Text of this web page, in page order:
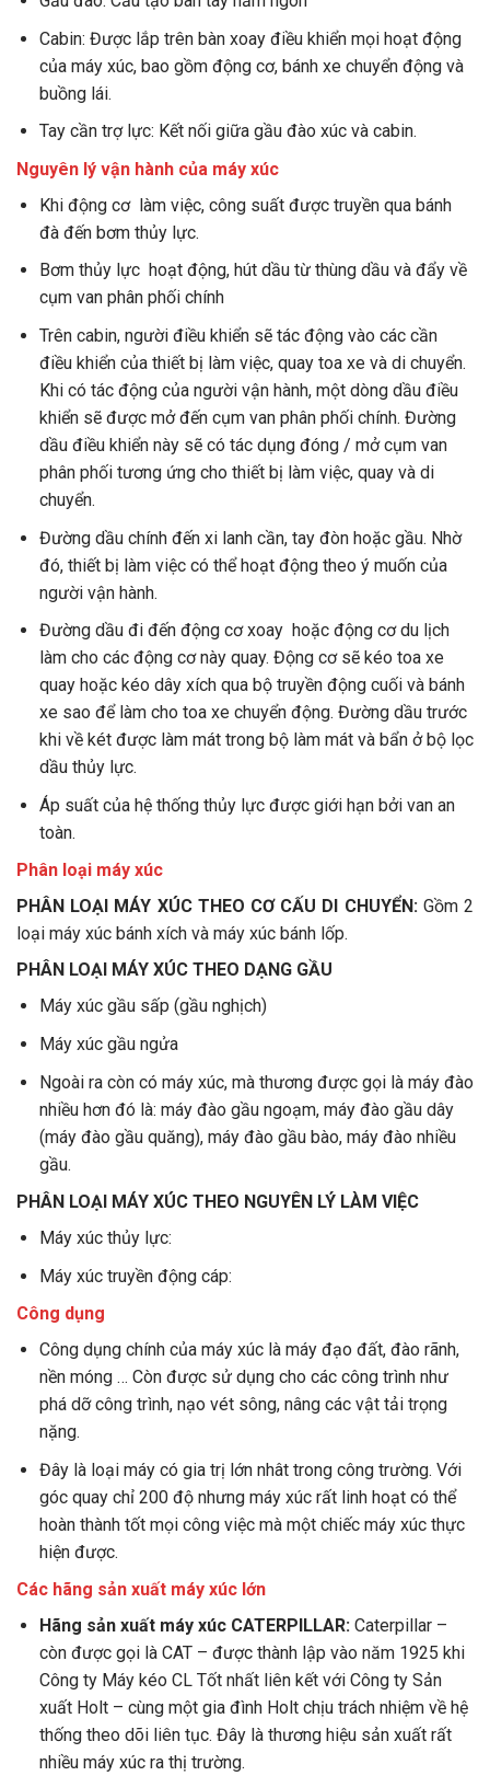
Cabin: Được lắp trên bàn xoay điều khiển mọi hoạt động
của máy xúc, bao gồm động cơ, bánh xe chuyển động và
buồng lái.
Tay cần trợ lực: Kết nối giữa gầu đào xúc và cabin.
Nguyên lý vận hành của máy xúc
Khi động cơ làm việc, công suất được truyền qua bánh
đà đến bơm thủy lực.
Bơm thủy lực hoạt động, hút dầu từ thùng dầu và đẩy về
cụm van phân phối chính
Trên cabin, người điều khiển sẽ tác động vào các cần
điều khiển của thiết bị làm việc, quay toa xe và di chuyển.
Khi có tác động của người vận hành, một dòng dầu điều
khiển sẽ được mở đến cụm van phân phối chính. Đường
dầu điều khiển này sẽ có tác dụng đóng / mở cụm van
phân phối tương ứng cho thiết bị làm việc, quay và di
chuyển.
Đường dầu chính đến xi lanh cần, tay đòn hoặc gầu. Nhờ
đó, thiết bị làm việc có thể hoạt động theo ý muốn của
người vận hành.
Đường dầu đi đến động cơ xoay hoặc động cơ du lịch
làm cho các động cơ này quay. Động cơ sẽ kéo toa xe
quay hoặc kéo dây xích qua bộ truyền động cuối và bánh
xe sao để làm cho toa xe chuyển động. Đường dầu trước
khi về két được làm mát trong bộ làm mát và bẩn ở bộ lọc
dầu thủy lực.
Áp suất của hệ thống thủy lực được giới hạn bởi van an
toàn.
Phân loại máy xúc
PHÂN LOẠI MÁY XÚC THEO CƠ CẤU DI CHUYỂN: Gồm 2
loại máy xúc bánh xích và máy xúc bánh lốp.
PHÂN LOẠI MÁY XÚC THEO DẠNG GẦU
Máy xúc gầu sấp (gầu nghịch)
Máy xúc gầu ngửa
Ngoài ra còn có máy xúc, mà thương được gọi là máy đào
nhiều hơn đó là: máy đào gầu ngoạm, máy đào gầu dây
(máy đào gầu quăng), máy đào gầu bào, máy đào nhiều
gầu.
PHÂN LOẠI MÁY XÚC THEO NGUYÊN LÝ LÀM VIỆC
Máy xúc thủy lực:
Máy xúc truyền động cáp:
Công dụng
Công dụng chính của máy xúc là máy đạo đất, đào rãnh,
nền móng … Còn được sử dụng cho các công trình như
phá dỡ công trình, nạo vét sông, nâng các vật tải trọng
nặng.
Đây là loại máy có gia trị lớn nhât trong công trường. Với
góc quay chỉ 200 độ nhưng máy xúc rất linh hoạt có thể
hoàn thành tốt mọi công việc mà một chiếc máy xúc thực
hiện được.
Các hãng sản xuất máy xúc lớn
Hãng sản xuất máy xúc CATERPILLAR: Caterpillar –
còn được gọi là CAT – được thành lập vào năm 1925 khi
Công ty Máy kéo CL Tốt nhất liên kết với Công ty Sản
xuất Holt – cùng một gia đình Holt chịu trách nhiệm về hệ
thống theo dõi liên tục. Đây là thương hiệu sản xuất rất
nhiều máy xúc ra thị trường.